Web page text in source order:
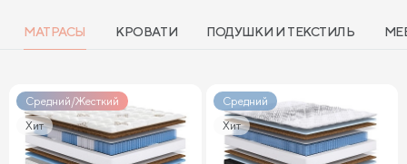
МАТРАСЫ КРОВАТИ ПОДУШКИ И ТЕКСТИЛЬ
Средний/Жесткий
Хит
Средний
Хит